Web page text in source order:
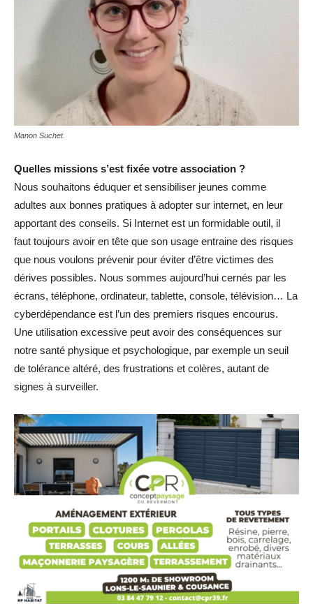
Manon Suchet.
Quelles missions s’est fixée votre association ?
Nous souhaitons éduquer et sensibiliser jeunes comme
adultes aux bonnes pratiques à adopter sur internet, en leur
apportant des conseils. Si Internet est un formidable outil, il
faut toujours avoir en tête que son usage entraine des risques
que nous voulons prévenir pour éviter d’être victimes des
dérives possibles. Nous sommes aujourd’hui cernés par les
écrans, téléphone, ordinateur, tablette, console, télévision… La
cyberdépendance est l’un des premiers risques encourus.
Une utilisation excessive peut avoir des conséquences sur
notre santé physique et psychologique, par exemple un seuil
de tolérance altéré, des frustrations et colères, autant de
signes à surveiller.